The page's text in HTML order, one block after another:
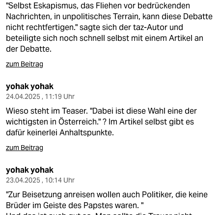
"Selbst Eskapismus, das Fliehen vor bedrückenden
Nachrichten, in unpolitisches Terrain, kann diese Debatte
nicht rechtfertigen." sagte sich der taz-Autor und
beteiligte sich noch schnell selbst mit einem Artikel an
der Debatte.
zum Beitrag
yohak yohak
24.04.2025 , 11:19 Uhr
Wieso steht im Teaser. "Dabei ist diese Wahl eine der
wichtigsten in Österreich." ? Im Artikel selbst gibt es
dafür keinerlei Anhaltspunkte.
zum Beitrag
yohak yohak
23.04.2025 , 10:14 Uhr
"Zur Beisetzung anreisen wollen auch Politiker, die keine
Brüder im Geiste des Papstes waren. "